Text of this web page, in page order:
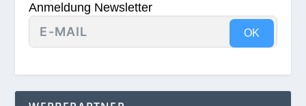
Anmeldung Newsletter
OK